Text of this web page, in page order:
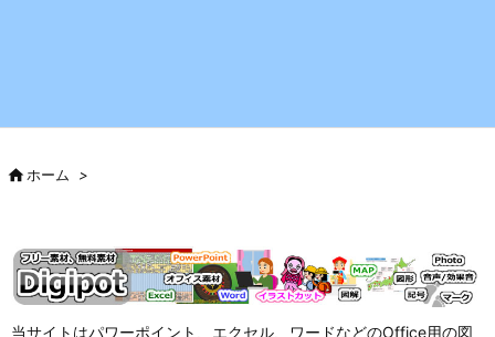
ホーム >
当サイトはパワーポイント、エクセル、ワードなどのOffice用の図